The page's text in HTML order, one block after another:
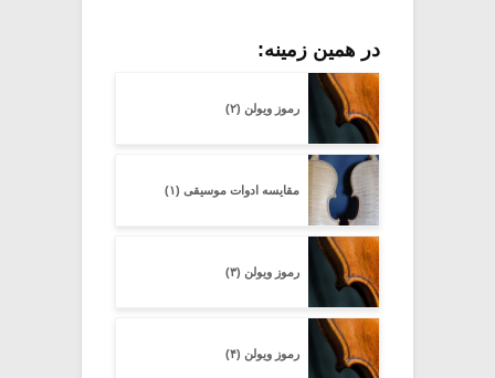
در همین زمینه:
رموز ویولن (۲)
مقایسه ادوات موسیقی (۱)
رموز ویولن (۳)
رموز ویولن (۴)